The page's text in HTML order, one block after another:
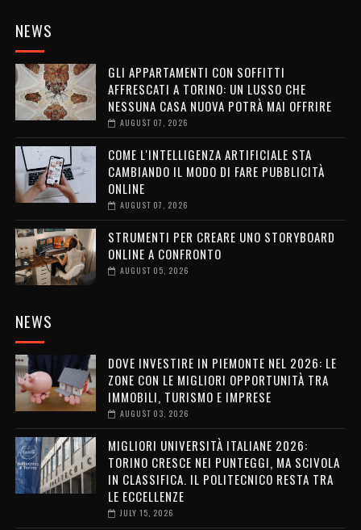
NEWS
GLI APPARTAMENTI CON SOFFITTI
AFFRESCATI A TORINO: UN LUSSO CHE
NESSUNA CASA NUOVA POTRÀ MAI OFFRIRE
AUGUST 07, 2026
COME L'INTELLIGENZA ARTIFICIALE STA
CAMBIANDO IL MODO DI FARE PUBBLICITÀ
ONLINE
AUGUST 07, 2026
STRUMENTI PER CREARE UNO STORYBOARD
ONLINE A CONFRONTO
AUGUST 05, 2026
NEWS
DOVE INVESTIRE IN PIEMONTE NEL 2026: LE
ZONE CON LE MIGLIORI OPPORTUNITÀ TRA
IMMOBILI, TURISMO E IMPRESE
AUGUST 03, 2026
MIGLIORI UNIVERSITÀ ITALIANE 2026:
TORINO CRESCE NEI PUNTEGGI, MA SCIVOLA
IN CLASSIFICA. IL POLITECNICO RESTA TRA
LE ECCELLENZE
JULY 15, 2026